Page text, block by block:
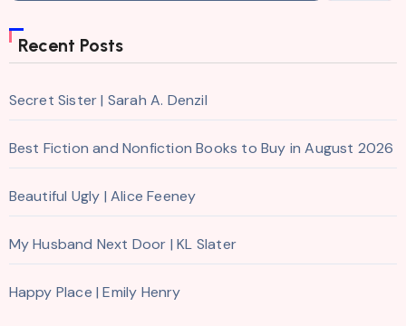
Recent Posts
Secret Sister | Sarah A. Denzil
Best Fiction and Nonfiction Books to Buy in August 2026
Beautiful Ugly | Alice Feeney
My Husband Next Door | KL Slater
Happy Place | Emily Henry